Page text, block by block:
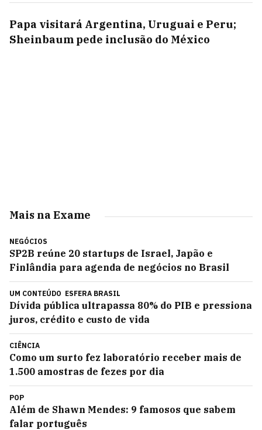
Papa visitará Argentina, Uruguai e Peru;
Sheinbaum pede inclusão do México
Mais na Exame
NEGÓCIOS
SP2B reúne 20 startups de Israel, Japão e
Finlândia para agenda de negócios no Brasil
UM CONTEÚDO ESFERA BRASIL
Dívida pública ultrapassa 80% do PIB e pressiona
juros, crédito e custo de vida
CIÊNCIA
Como um surto fez laboratório receber mais de
1.500 amostras de fezes por dia
POP
Além de Shawn Mendes: 9 famosos que sabem
falar português